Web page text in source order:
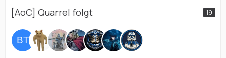
[AoC] Quarrel folgt 19